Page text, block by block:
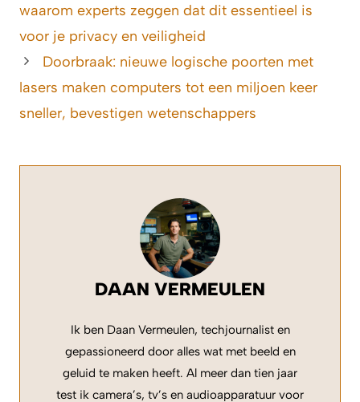
waarom experts zeggen dat dit essentieel is
voor je privacy en veiligheid
Doorbraak: nieuwe logische poorten met
lasers maken computers tot een miljoen keer
sneller, bevestigen wetenschappers
DAAN VERMEULEN
Ik ben Daan Vermeulen, techjournalist en
gepassioneerd door alles wat met beeld en
geluid te maken heeft. Al meer dan tien jaar
test ik camera’s, tv’s en audioapparatuur voor